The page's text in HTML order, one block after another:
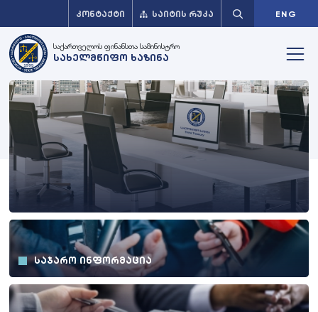
ᲙᲝᲜᲢᲐᲥᲢᲘ ᲡᲐᲘᲢᲘᲡ ᲠᲣᲙᲐ ENG
საქართველოს ფინანსთა სამინისტრო
სახელმწიფო ხაზინა
ᲡᲐᲯᲐᲠᲝ ᲘᲜᲤᲝᲠᲛᲐᲪᲘᲐ